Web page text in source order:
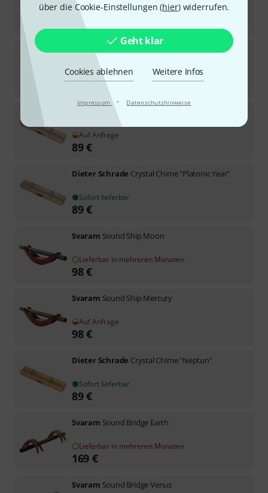
über die Cookie-Einstellungen (hier) widerrufen.
Geht klar
Cookies ablehnen Weitere Infos
Impressum · Datenschutzhinweise
Lieferbar in mehreren Monaten
98
Auf Anfrage
89€
Dieter Schrade
Auf Anfrage
89€
Dieter Schrade Crystal Chime "Platonic Year"
Sofort lieferbar
89€
Svaram Sound Ship Moon
Lieferbar in mehreren Monaten
98€
Svaram Sound Ship Mercury
Auf Anfrage
98€
Dieter Schrade Crystal Chime "Neptun"
Sofort lieferbar
89€
Svaram Sound Bridge Earth
Lieferbar in mehreren Monaten
169 €
Svaram Sound Bridge Venus